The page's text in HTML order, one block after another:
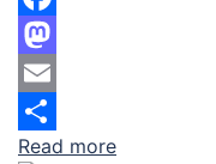
Facebook
Mastodon
Email
Share
Read more